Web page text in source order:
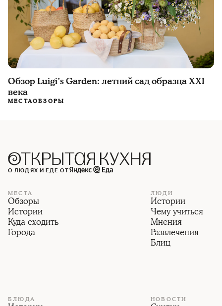
Обзор Luigi’s Garden: летний сад образца ХXI
века
МЕСТАОБЗОРЫ
О ЛЮДЯХ И ЕДЕ ОТ
МЕСТА
Обзоры
Истории
Куда сходить
Города
ЛЮДИ
Истории
Чему учиться
Мнения
Развлечения
Блиц
БЛЮДА НОВОСТИ